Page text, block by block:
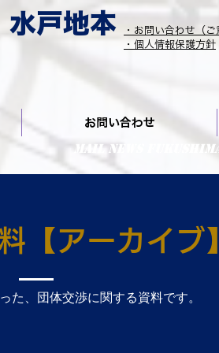
水戸地本
・お問い合わせ（
​・個人情報保護方針
お問い合わせ
MaiL NEWS
【アーカイブ
た、団体交渉に関する資料です。